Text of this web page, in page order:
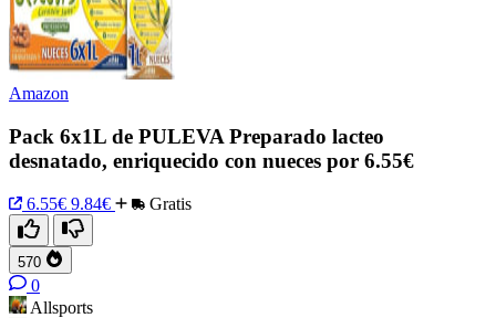
Amazon
Pack 6x1L de PULEVA Preparado lacteo
desnatado, enriquecido con nueces por 6.55€
6.55€ 9.84€ Gratis
570
0
Allsports